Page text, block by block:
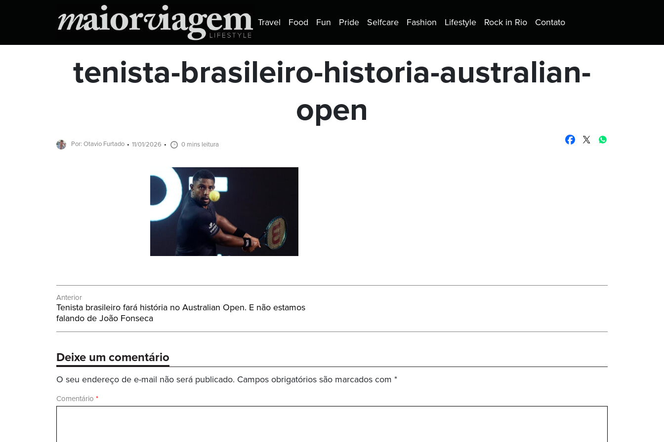
Travel Food Fun Pride Selfcare Fashion Lifestyle Rock in Rio Contato
tenista-brasileiro-historia-australian-
open
Por: Otavio Furtado 11/01/2026 0 mins leitura
Navegação
de
Post
Anterior
Post
Anterior:
Tenista brasileiro fará história no Australian Open. E não estamos
falando de João Fonseca
Deixe um comentário
O seu endereço de e-mail não será publicado. Campos obrigatórios são marcados com *
Comentário *